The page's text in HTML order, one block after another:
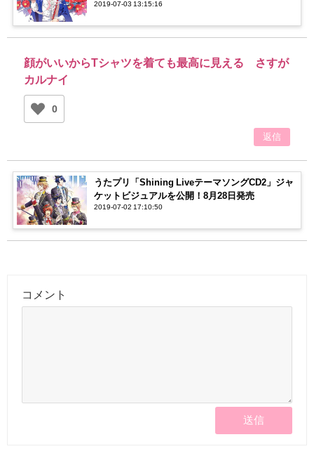
2019-07-03 13:15:16
顔がいいからTシャツを着ても最高に見える さすが
カルナイ
0
返信
うたプリ「Shining LiveテーマソングCD2」ジャ
ケットビジュアルを公開！8月28日発売
2019-07-02 17:10:50
コメント